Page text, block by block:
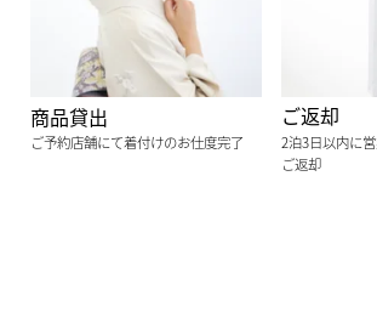
商品貸出
ご予約店舗にて着付けのお仕度完了
ご返却
2泊3日以内に
ご返却